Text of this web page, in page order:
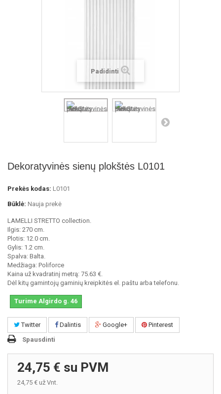
Padidinti
Dekoratyvinės sienų plokštės L0101
Prekės kodas: L0101
Būklė: Nauja prekė
LAMELLI STRETTO collection.
Ilgis: 270 cm.
Plotis: 12.0 cm.
Gylis: 1.2 cm.
Spalva: Balta.
Medžiaga: Poliforce
Kaina už kvadratinį metrą: 75.63 €.
Dėl kitų gamintojų gaminių kreipkitės el. paštu arba telefonu.
Turime Algirdo g. 46
Twitter Dalintis Google+
Pinterest
Spausdinti
24,75 € su PVM
24,75 € už Vnt.